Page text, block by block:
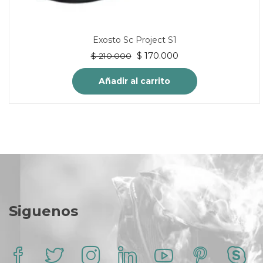
Exosto Sc Project S1
$210.000
El
precio
original
era:
$ 170.000El
precio
actual
es:
Añadir al carrito
Siguenos